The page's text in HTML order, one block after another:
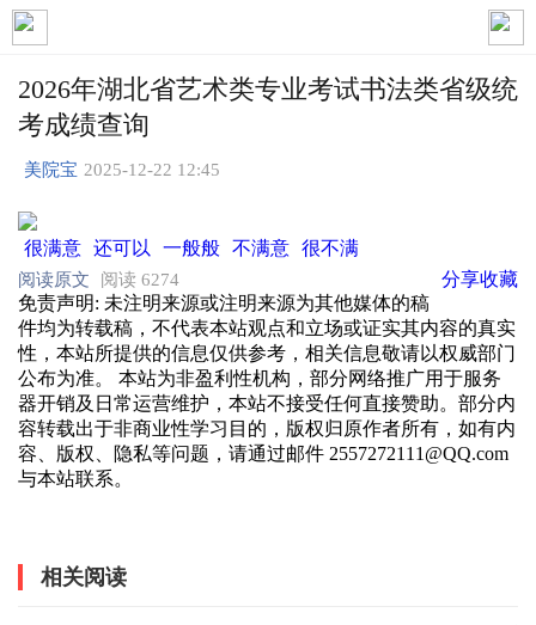
2026年湖北省艺术类专业考试书法类省级统
考成绩查询
美院宝 2025-12-22 12:45
很满意 还可以 一般般 不满意 很不满
阅读原文 阅读 6274 收藏
分享
免责声明: 未注明来源或注明来源为其他媒体的稿
件均为转载稿，不代表本站观点和立场或证实其内容的真实
性，本站所提供的信息仅供参考，相关信息敬请以权威部门
公布为准。 本站为非盈利性机构，部分网络推广用于服务
器开销及日常运营维护，本站不接受任何直接赞助。部分内
容转载出于非商业性学习目的，版权归原作者所有，如有内
容、版权、隐私等问题，请通过邮件 2557272111@QQ.com
与本站联系。
相关阅读